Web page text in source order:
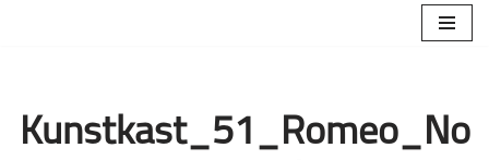
de
inhoud
Kunstkast_51_Romeo_No